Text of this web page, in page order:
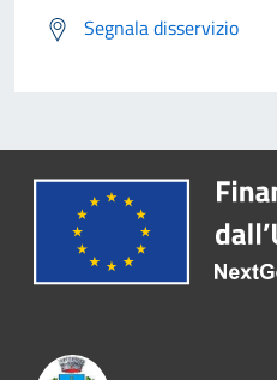
Segnala disservizio